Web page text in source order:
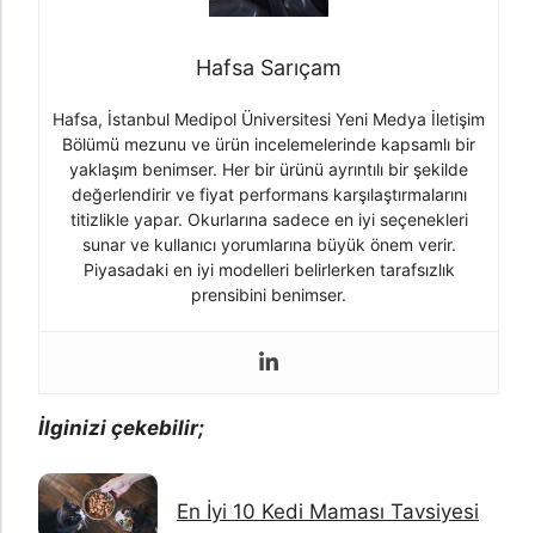
Hafsa Sarıçam
Hafsa, İstanbul Medipol Üniversitesi Yeni Medya İletişim
Bölümü mezunu ve ürün incelemelerinde kapsamlı bir
yaklaşım benimser. Her bir ürünü ayrıntılı bir şekilde
değerlendirir ve fiyat performans karşılaştırmalarını
titizlikle yapar. Okurlarına sadece en iyi seçenekleri
sunar ve kullanıcı yorumlarına büyük önem verir.
Piyasadaki en iyi modelleri belirlerken tarafsızlık
prensibini benimser.
İlginizi çekebilir;
En İyi 10 Kedi Maması Tavsiyesi